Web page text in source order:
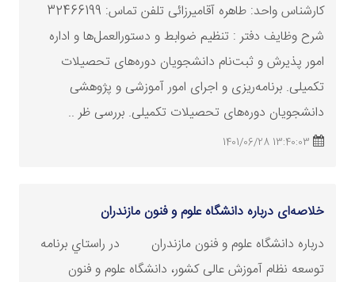
کارشناس واحد: طاهره آقامیرزائی تلفن تماس: 32466199
شرح وظایف دفتر : تنظيم ضوابط و دستورالعمل‌ها و اداره
امور پذيرش و ثبت‌نام دانشجويان دوره‌های تحصيلات
تکميلی. برنامه‌ريزی و اجرای امور آموزشی و پژوهشی
دانشجويان دوره‌های تحصيلات تکميلی. بررسی ظر ..
13:40:03 1401/06/28
خلاصه‌ای درباره دانشگاه علوم و فنون مازندران
درباره دانشگاه علوم و فنون مازندران در راستاي برنامه
توسعه نظام آموزش عالی کشور، دانشگاه علوم و فنون